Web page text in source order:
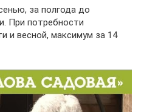
за полгода до
При потребности
и весной, максимум за 14